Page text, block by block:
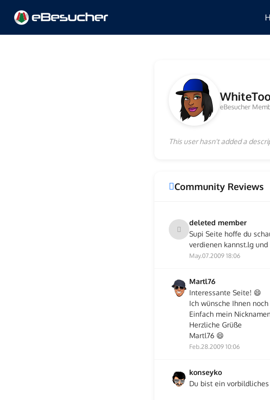
eBesucher
This user hasn't added a
Community Reviews
deleted member
Supi Seite hoffe du
verdienen kannst.lg
May.07.2009 18:06
Martl76
Interessante Seite! 😄
Ich wünsche Ihnen
Einfach mein
Herzliche Grüße
Martl76 😄
Feb.28.2009 10:06
konseyko
Du bist ein